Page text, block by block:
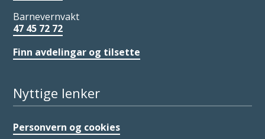
Barnevernvakt
47 45 72 72
Finn avdelingar og tilsette
Nyttige lenker
Personvern og cookies